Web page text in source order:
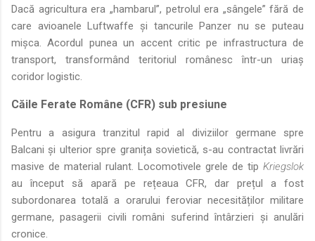
Dacă agricultura era „hambarul”, petrolul era „sângele” fără de
care avioanele Luftwaffe și tancurile Panzer nu se puteau
mișca. Acordul punea un accent critic pe infrastructura de
transport, transformând teritoriul românesc într-un uriaș
coridor logistic.
Căile Ferate Române (CFR) sub presiune
Pentru a asigura tranzitul rapid al diviziilor germane spre
Balcani și ulterior spre granița sovietică, s-au contractat livrări
masive de material rulant. Locomotivele grele de tip Kriegslok
au început să apară pe rețeaua CFR, dar prețul a fost
subordonarea totală a orarului feroviar necesităților militare
germane, pasagerii civili români suferind întârzieri și anulări
cronice.